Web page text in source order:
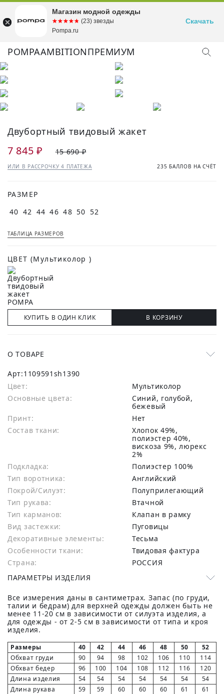
POMPAAMBITIONПРЕМИУМ
КУПИТЬ ОБРАЗ
Двубортный твидовый жакет
7 845 ₽ 15 690 ₽
ИЛИ В РАССРОЧКУ 4 ПЛАТЕЖА 235 БАЛЛОВ НА СЧЁТ
РАЗМЕР
40 42 44 46 48 50 52
ТАБЛИЦА РАЗМЕРОВ
ЦВЕТ (Мультиколор )
КУПИТЬ В ОДИН КЛИК В КОРЗИНУ
О ТОВАРЕ
Арт:1109591sh1390
Цвет:
Мультиколор
Основные цвета:
синий, голубой,
бежевый
Принт:
Нет
Состав ткани:
хлопок 49%,
полиэстер 40%,
вискоза 9%, люрекс
2%
Подкладка:
Полиэстер 100%
Тип воротника:
Английский
Покрой/Силуэт:
Полуприлегающий
Тип рукава:
Втачной
Тип карманов:
Клапан в рамку
Вид застежки:
Пуговицы
Декоративные элементы:
Тесьма
Особенности ткани:
Твидовая фактура
Страна:
РОССИЯ
ПАРАМЕТРЫ ИЗДЕЛИЯ
Все измерения даны в сантиметрах. Запас (по груди,
талии и бедрам) для верхней одежды должен быть не
менее 11-20 см в зависимости от силуэта изделия, а
для одежды - от 2-5 см в зависимости от типа и кроя
изделия.
Размеры 40 42 44 46 48 50
52
Обхват груди
90 94 98 102 106 110
114
Обхват бедер
96 100 104 108 112 116
120
Длина изделия
54 54 54 54 54 54
54
Длина рукава
59 59 60 60 60 61 61
Магазин модной одежды
☆☆☆☆☆
★★★★★ (23) звезды
Pompa.ru
Скачать